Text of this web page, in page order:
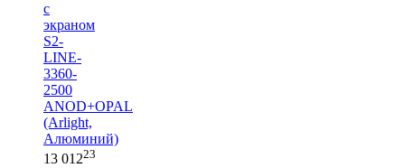
с
экраном
S2-
LINE-
3360-
2500
ANOD+OPAL
(Arlight,
Алюминий)
13 01223